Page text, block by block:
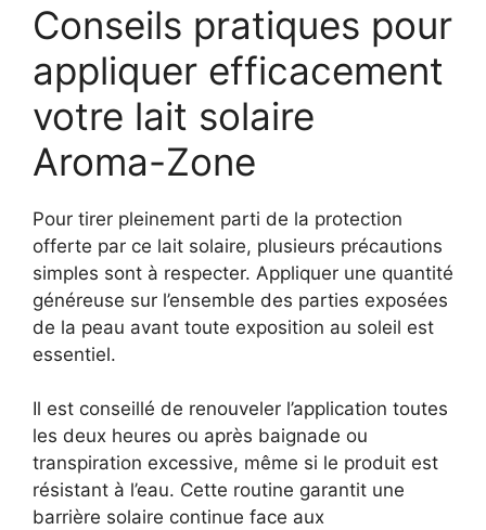
Conseils pratiques pour
appliquer efficacement
votre lait solaire
Aroma-Zone
Pour tirer pleinement parti de la protection
offerte par ce lait solaire, plusieurs précautions
simples sont à respecter. Appliquer une quantité
généreuse sur l’ensemble des parties exposées
de la peau avant toute exposition au soleil est
essentiel.
Il est conseillé de renouveler l’application toutes
les deux heures ou après baignade ou
transpiration excessive, même si le produit est
résistant à l’eau. Cette routine garantit une
barrière solaire continue face aux